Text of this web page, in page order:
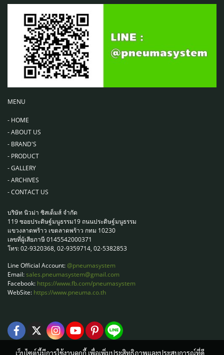
MENU
- HOME
-ABOUT US
- BRAND'S
- PRODUCT
-GALLERY
-ARCHIVES
-CONTACT US
บริษัท นิวม่า ซิสเต็มส์ จำกัด
119 ซอยประดิษฐ์มนูธรรม19 ถนนประดิษฐ์มนูธรรม
แขวงลาดพร้าว เขตลาดพร้าว กทม 10230
เลขที่ผู้เสียภาษี 0145542000371
โทร: 02-9320368, 02-9359714, 02-5382853
Line Official Account:@pneumasystem
Email:sales.pneumasystem@gmail.com
Facebook: https://www.fb.com/pneumasystem
WebSite: https://www.pneuma.co.th
เว็บไซต์นี้มีการใช้งานคุกกี้ เพื่อเพิ่มประสิทธิภาพและประสบการณ์ที่ดี